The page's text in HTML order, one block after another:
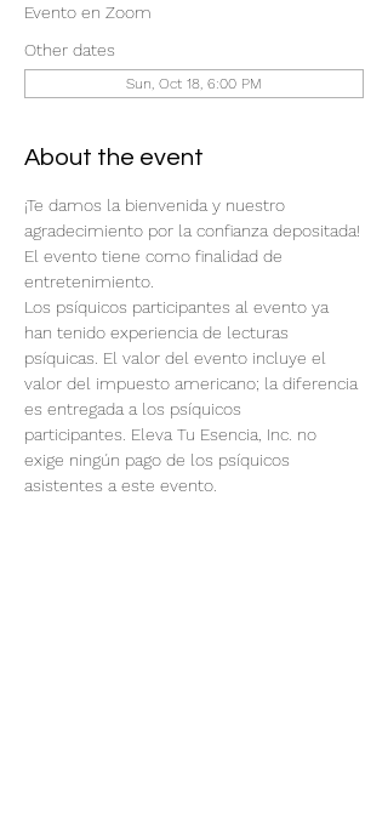
Evento en Zoom
Other dates
Sun, Oct 18, 6:00 PM
About the event
¡Te damos la bienvenida y nuestro
agradecimiento por la confianza depositada!
El evento tiene como finalidad de
entretenimiento.
Los psíquicos participantes al evento ya
han tenido experiencia de lecturas
psíquicas. El valor del evento incluye el
valor del impuesto americano; la diferencia
es entregada a los psíquicos
participantes. Eleva Tu Esencia, Inc. no
exige ningún pago de los psíquicos
asistentes a este evento.